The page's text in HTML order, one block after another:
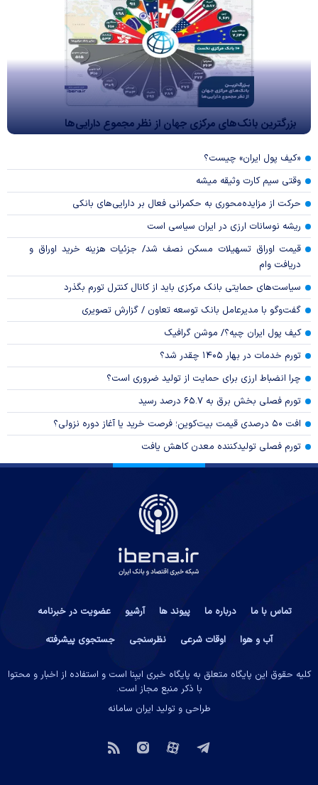
بزرگترین بانک‌های مرکزی جهان از نظر مجموع دارایی‌ها
«کیف پول ایران» چیست؟
وقتی سیم کارت وثیقه میشه
حرکت از مزایده‌محوری به حکمرانی فعال بر دارایی‌های بانکی
ریشه نوسانات ارزی در ایران سیاسی است
قیمت اوراق تسهیلات مسکن نصف شد/ جزئیات هزینه خرید اوراق و
دریافت وام
سیاست‌های حمایتی بانک مرکزی باید از کانال کنترل تورم بگذرد
گفت‌وگو با مدیرعامل بانک توسعه تعاون / گزارش تصویری
کیف پول ایران چیه؟/ موشن گرافیک
تورم خدمات در بهار ۱۴۰۵ چقدر شد؟
چرا انضباط ارزی برای حمایت از تولید ضروری است؟
تورم فصلی بخش برق به ۶۵.۷ درصد رسید
افت ۵۰ درصدی قیمت بیت‌کوین؛ فرصت خرید یا آغاز دوره نزولی؟
تورم فصلی تولیدکننده معدن کاهش یافت
تماس با ما درباره ما پیوند ها آرشیو
عضویت در خبرنامه
آب و هوا
اوقات شرعی نظرسنجی جستجوی پیشرفته
کلیه حقوق این پایگاه متعلق به پایگاه خبری ایبِنا است و استفاده از اخبار و محتوا
با ذکر منبع مجاز است.
طراحی و تولید ایران سامانه